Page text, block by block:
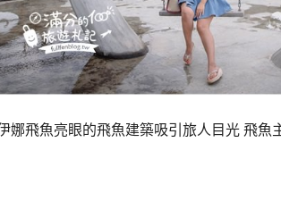
飛魚亮眼的飛魚建築吸引旅人目光 飛魚